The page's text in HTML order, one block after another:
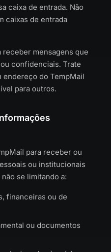
caixa de entrada. Não
caixas de entrada
receber mensagens que
confidenciais. Trate
endereço do TempMail
para outros.
para receber ou
ou institucionais
se limitando a:
financeiras ou de
ou documentos